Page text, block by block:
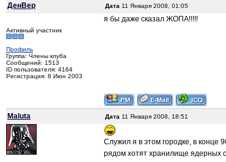
ДенВер
Дата 11 Января 2008, 01:05
Активный участник
Профиль
Группа: Члены клуба
Сообщений: 1513
ID пользователя: 4164
Регистрация: 8 Июн 2003
я бы даже сказал ЖОПА!!!!!
Maluta
Дата 11 Января 2008, 18:51
Служил я в этом городке, в конце
рядом хотят хранилище ядерных